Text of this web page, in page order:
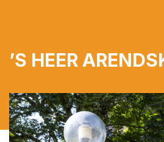
’S HEER
PLAATSEN